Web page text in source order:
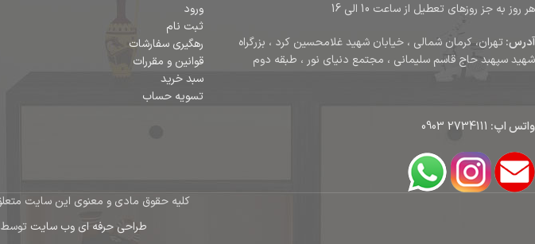
هر روز به جز روزهای تعطیل از ساعت 10 الی 16
آدرس: تهران، کرمان شمالی ، خیابان شهید غلامحسین کرد ، بزرگراه
شهید سپهبد حاج قاسم سلیمانی ، مجتمع دنیای نور ، طبقه دوم
واتس اپ: 2734111 0903
ورود
ثبت نام
رهگیری سفارشات
قوانین و مقررات
سبد خرید
تسویه حساب
کلیه حقوق مادی و معنوی این سایت
طراحی حرفه ای وب سایت توسط